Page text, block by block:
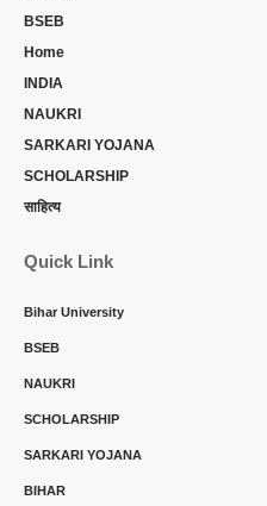
BSEB
Home
INDIA
NAUKRI
SARKARI YOJANA
SCHOLARSHIP
साहित्य
Quick Link
Bihar University
BSEB
NAUKRI
SCHOLARSHIP
SARKARI YOJANA
BIHAR